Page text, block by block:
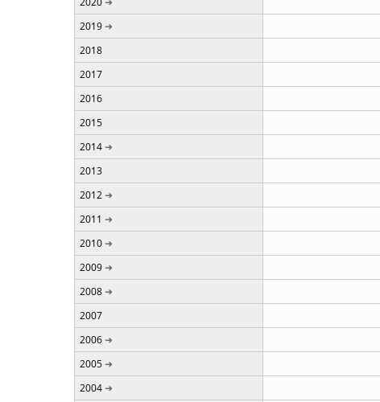
2019
2018
2017
2016
2015
2014
2013
2012
2011
2010
2009
2008
2007
2006
2005
2004